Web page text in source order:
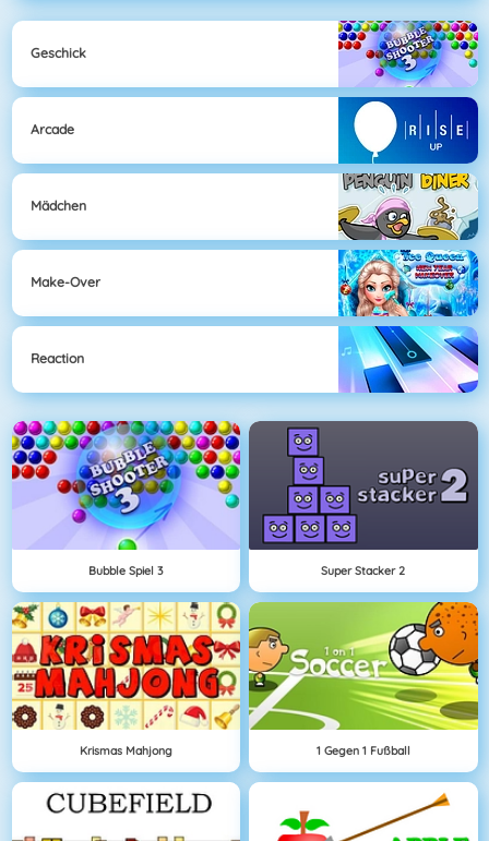
Geschick
Arcade
Mädchen
Make-Over
Reaction
Bubble Spiel 3 Super Stacker 2
Krismas Mahjong 1 Gegen 1 Fußball